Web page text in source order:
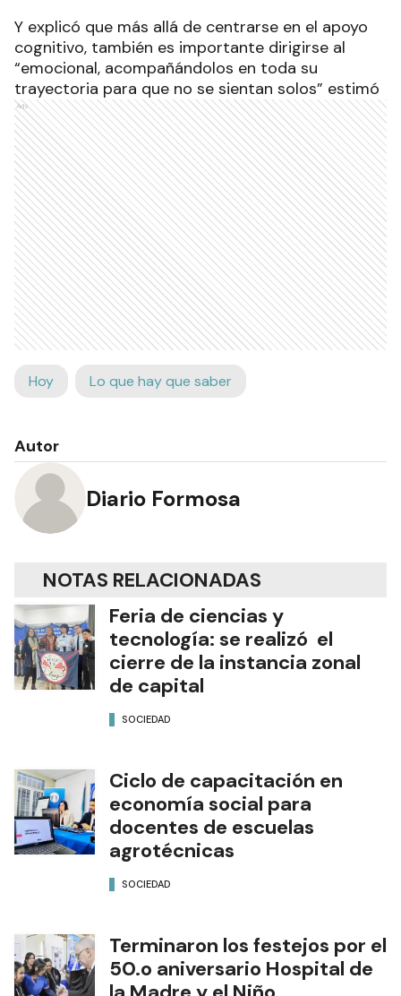
Y explicó que más allá de centrarse en el apoyo
cognitivo, también es importante dirigirse al
“emocional, acompañándolos en toda su
trayectoria para que no se sientan solos” estimó
Ads
Hoy Lo que hay que saber
Autor
Diario Formosa
NOTAS RELACIONADAS
Feria de ciencias y
tecnología: se realizó el
cierre de la instancia zonal
de capital
SOCIEDAD
Ciclo de capacitación en
economía social para
docentes de escuelas
agrotécnicas
SOCIEDAD
Terminaron los festejos por el
50.o aniversario Hospital de